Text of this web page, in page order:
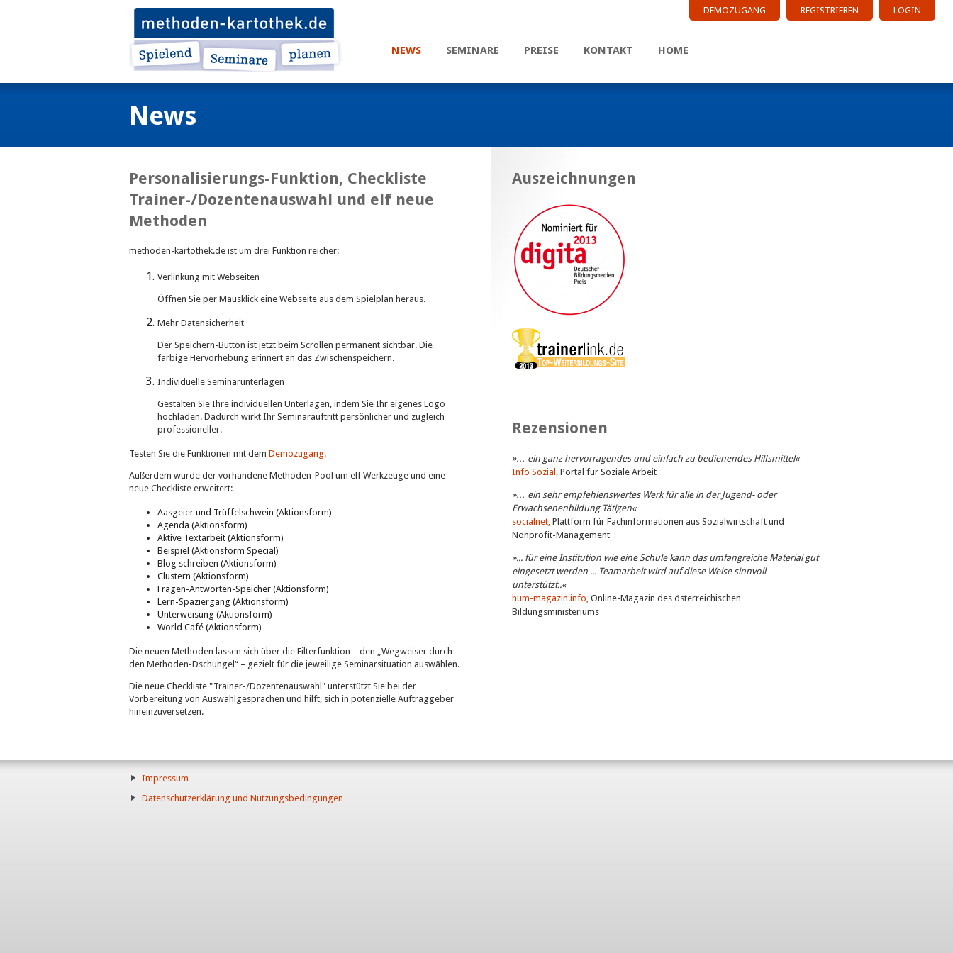
DEMOZUGANG REGISTRIEREN LOGIN
NEWS SEMINARE PREISE KONTAKT HOME
News
Personalisierungs-Funktion, Checkliste
Trainer-/Dozentenauswahl und elf neue
Methoden
methoden-kartothek.de ist um drei Funktion reicher:
Verlinkung mit Webseiten
Öffnen Sie per Mausklick eine Webseite aus dem Spielplan heraus.
Mehr Datensicherheit
Der Speichern-Button ist jetzt beim Scrollen permanent sichtbar. Die
farbige Hervorhebung erinnert an das Zwischenspeichern.
Individuelle Seminarunterlagen
Gestalten Sie Ihre individuellen Unterlagen, indem Sie Ihr eigenes Logo
hochladen. Dadurch wirkt Ihr Seminarauftritt persönlicher und zugleich
professioneller.
Testen Sie die Funktionen mit dem Demozugang.
Außerdem wurde der vorhandene Methoden-Pool um elf Werkzeuge und eine
neue Checkliste erweitert:
Aasgeier und Trüffelschwein (Aktionsform)
Agenda (Aktionsform)
Aktive Textarbeit (Aktionsform)
Beispiel (Aktionsform Special)
Blog schreiben (Aktionsform)
Clustern (Aktionsform)
Fragen-Antworten-Speicher (Aktionsform)
Lern-Spaziergang (Aktionsform)
Unterweisung (Aktionsform)
World Café (Aktionsform)
Die neuen Methoden lassen sich über die Filterfunktion – den „Wegweiser durch
den Methoden-Dschungel“ – gezielt für die jeweilige Seminarsituation auswählen.
Die neue Checkliste "Trainer-/Dozentenauswahl" unterstützt Sie bei der
Vorbereitung von Auswahlgesprächen und hilft, sich in potenzielle Auftraggeber
hineinzuversetzen.
Auszeichnungen
Rezensionen
»… ein ganz hervorragendes und einfach zu bedienendes Hilfsmittel«
Info Sozial, Portal für Soziale Arbeit
»… ein sehr empfehlenswertes Werk für alle in der Jugend- oder
Erwachsenenbildung Tätigen«
socialnet, Plattform für Fachinformationen aus Sozialwirtschaft und
Nonprofit-Management
»... für eine Institution wie eine Schule kann das umfangreiche Material gut
eingesetzt werden ... Teamarbeit wird auf diese Weise sinnvoll
unterstützt..«
hum-magazin.info, Online-Magazin des österreichischen
Bildungsministeriums
Impressum
Datenschutzerklärung und Nutzungsbedingungen